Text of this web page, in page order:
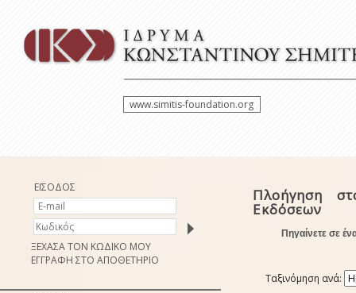
www.simitis-foundation.org
ΕΙΣΟΔΟΣ
ΞΕΧΑΣΑ ΤΟΝ ΚΩΔΙΚΟ ΜΟΥ
ΕΓΓΡΑΦΗ ΣΤΟ ΑΠΟΘΕΤΗΡΙΟ
Πλοήγηση
Εκδόσεων
Πηγαίνετε σε
Ταξινόμηση ανά: